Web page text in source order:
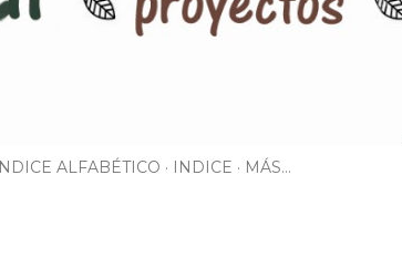
ALFABÉTICO INDICE MÁS…